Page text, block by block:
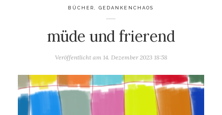
BÜCHER, GEDANKENCHAOS
müde und frierend
Veröffentlicht am 14. Dezember 2023 18:58